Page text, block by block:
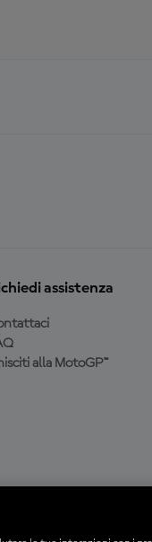
assistenza
alla MotoGP™